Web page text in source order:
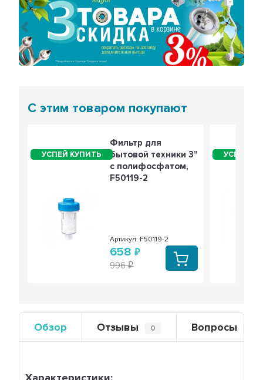
Предыдущий
С этим товаром покупают
Фильтр для
бытовой техники 3"
с полифосфатом,
F50119-2
Артикул: F50119-2
658
996
Обзор Отзывы 0 Вопросы